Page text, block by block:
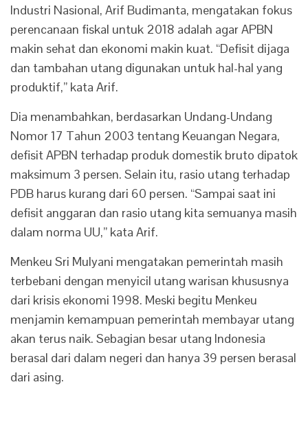
Industri Nasional, Arif Budimanta, mengatakan fokus
perencanaan fiskal untuk 2018 adalah agar APBN
makin sehat dan ekonomi makin kuat. “Defisit dijaga
dan tambahan utang digunakan untuk hal-hal yang
produktif,” kata Arif.
Dia menambahkan, berdasarkan Undang-Undang
Nomor 17 Tahun 2003 tentang Keuangan Negara,
defisit APBN terhadap produk domestik bruto dipatok
maksimum 3 persen. Selain itu, rasio utang terhadap
PDB harus kurang dari 60 persen. “Sampai saat ini
defisit anggaran dan rasio utang kita semuanya masih
dalam norma UU,” kata Arif.
Menkeu Sri Mulyani mengatakan pemerintah masih
terbebani dengan menyicil utang warisan khususnya
dari krisis ekonomi 1998. Meski begitu Menkeu
menjamin kemampuan pemerintah membayar utang
akan terus naik. Sebagian besar utang Indonesia
berasal dari dalam negeri dan hanya 39 persen berasal
dari asing.